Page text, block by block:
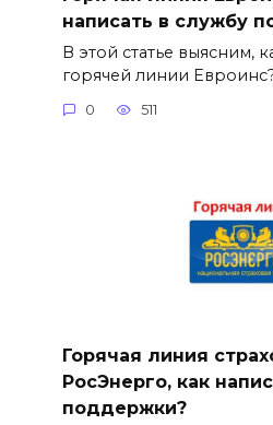
написать в службу
В этой статье выясним,
горячей линии
0 511
Горячая линия
РосЭнерго, как
поддержки?